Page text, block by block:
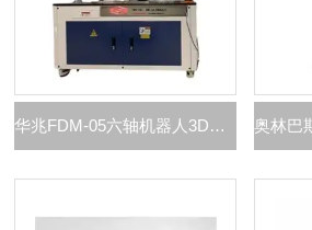
华兆FDM-05六轴机器人3D打印机